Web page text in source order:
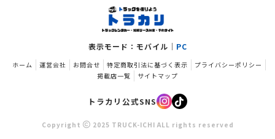
表示モード：モバイル｜ PC
ホーム 運営会社 お問合せ 特定商取引法に基づく表示
プライバシーポリシー
掲載店一覧
サイトマップ
トラカリ公式SNS
Copyright 2025 TRUCK-ICHI ALL rights reserved